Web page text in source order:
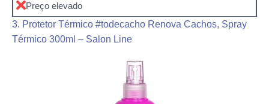
Preço elevado
3. Protetor Térmico #todecacho Renova Cachos, Spray
Térmico 300ml – Salon Line